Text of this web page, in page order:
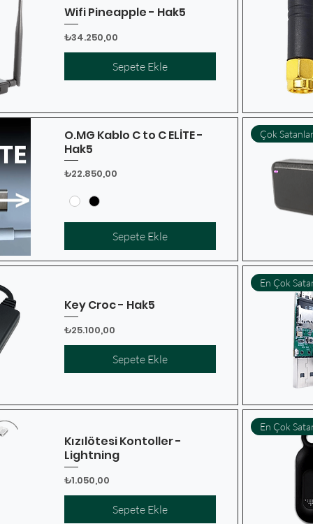
Wifi Pineapple - Hak5
Fiyat
₺34.250,00
Sepete Ekle
O.MG Kablo C to C ELİTE -
Hak5
Fiyat
₺22.850,00
Sepete Ekle
Çok
Key Croc - Hak5
Fiyat
₺25.100,00
Sepete Ekle
En Çok
Kızılötesi Kontoller -
Lightning
Fiyat
₺1.050,00
Sepete Ekle
En Çok